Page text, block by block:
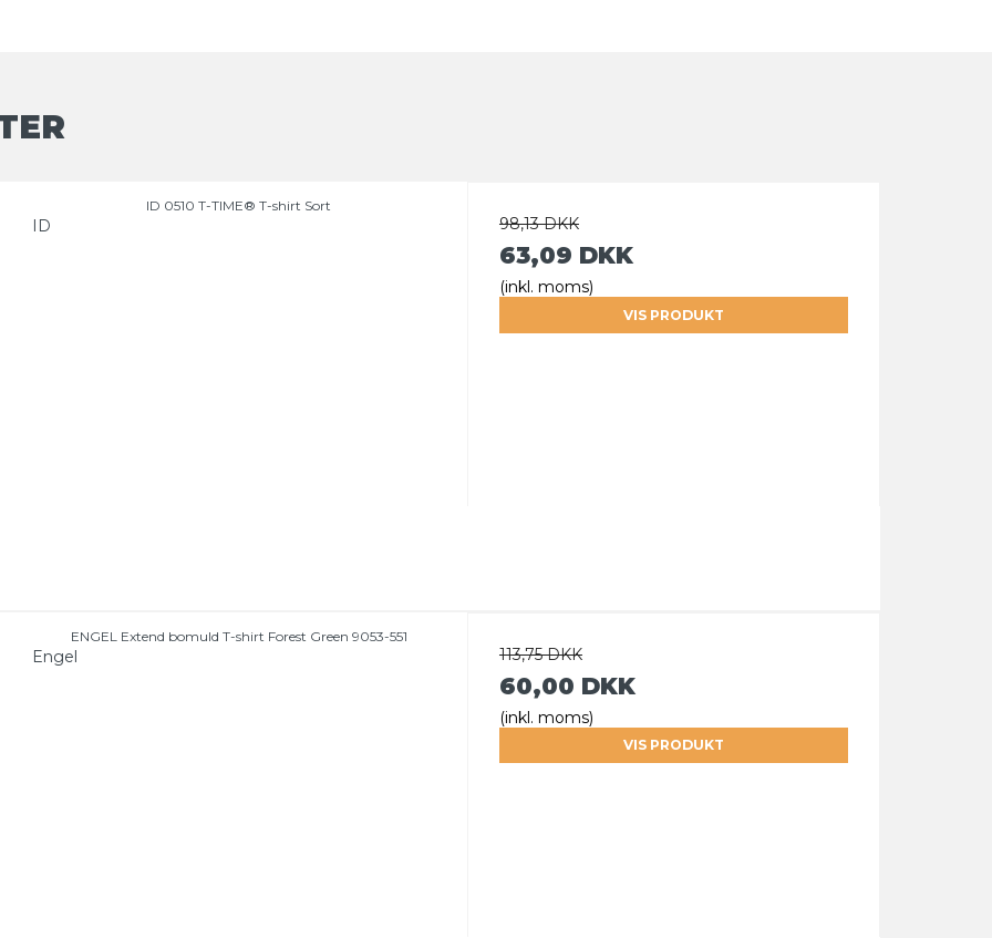
ID 0510 T-TIME® T-shirt Sort
ID 98,13 DKK
63,09 DKK
(inkl. moms)
VIS PRODUKT
ENGEL Extend bomuld T-shirt Forest Green 9053-551
Engel 113,75 DKK
60,00 DKK
(inkl. moms)
VIS PRODUKT